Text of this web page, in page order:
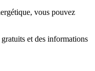
vous pouvez
et des informations